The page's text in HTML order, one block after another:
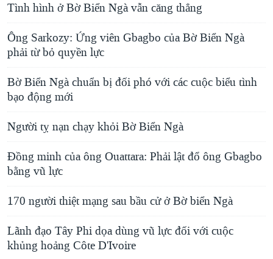
Tình hình ở Bờ Biển Ngà vẫn căng thẳng
Ông Sarkozy: Ứng viên Gbagbo của Bờ Biển Ngà
phải từ bỏ quyền lực
Bờ Biển Ngà chuẩn bị đối phó với các cuộc biểu tình
bạo động mới
Người tỵ nạn chạy khỏi Bờ Biển Ngà
Đồng minh của ông Ouattara: Phải lật đổ ông Gbagbo
bằng vũ lực
170 người thiệt mạng sau bầu cử ở Bờ biển Ngà
Lãnh đạo Tây Phi dọa dùng vũ lực đối với cuộc
khủng hoảng Côte D'Ivoire